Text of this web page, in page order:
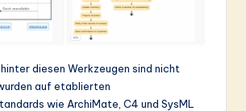
diesen Werkzeugen sind nicht
auf etablierten
wie ArchiMate, C4 und SysML